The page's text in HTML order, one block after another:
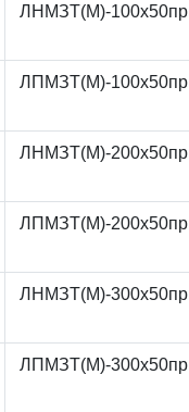
ЛНМЗТ(М)-100x50пр
ЛПМЗТ(М)-100x50пр
ЛНМЗТ(М)-200x50пр
ЛПМЗТ(М)-200x50пр
ЛНМЗТ(М)-300x50пр
ЛПМЗТ(М)-300x50пр